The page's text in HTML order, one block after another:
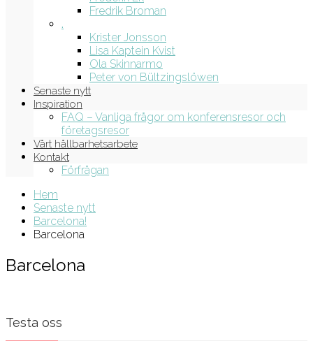
Fredrik Broman
.
Krister Jonsson
Lisa Kaptein Kvist
Ola Skinnarmo
Peter von Bültzingslöwen
Senaste nytt
Inspiration
FAQ – Vanliga frågor om konferensresor och
företagsresor
Vårt hållbarhetsarbete
Kontakt
Förfrågan
Hem
Senaste nytt
Barcelona!
Barcelona
Barcelona
Testa oss